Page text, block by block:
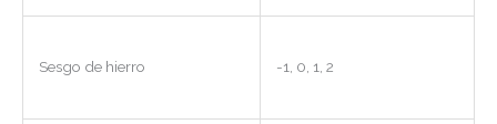
Sesgo de hierro -1, 0, 1, 2